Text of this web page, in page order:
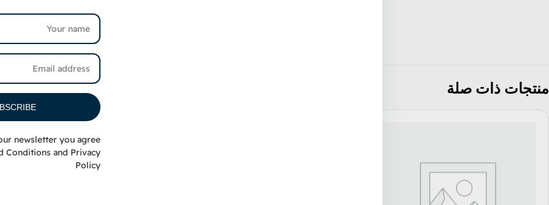
منتجات ذات صلة
newsletter you agree
Conditions and Privacy
Policy